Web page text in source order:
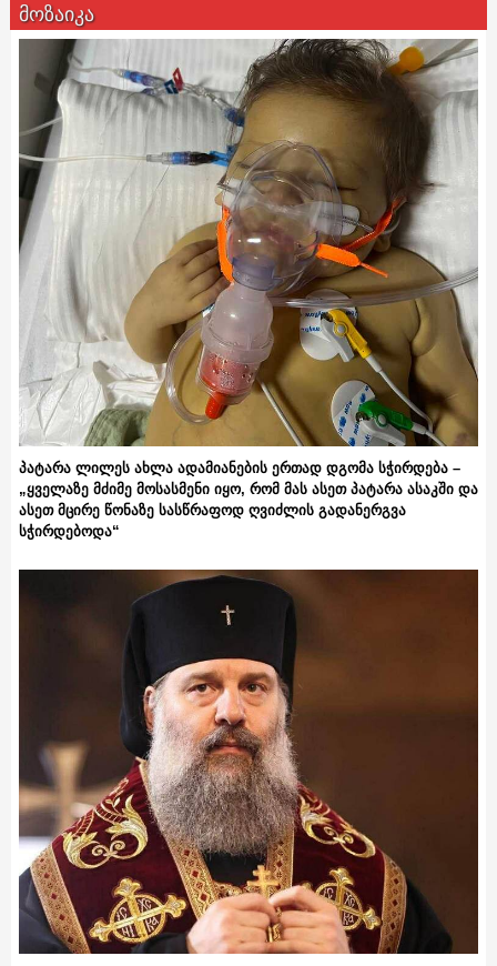
მოზაიკა
პატარა ლილეს ახლა ადამიანების ერთად დგომა სჭირდება –
„ყველაზე მძიმე მოსასმენი იყო, რომ მას ასეთ პატარა ასაკში და
ასეთ მცირე წონაზე სასწრაფოდ ღვიძლის გადანერგვა
სჭირდებოდა“